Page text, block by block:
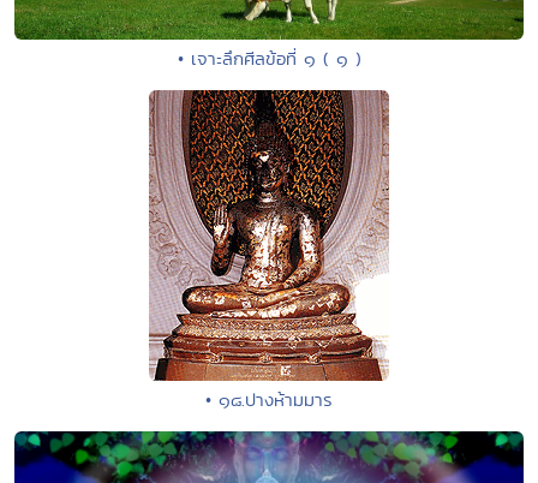
• เจาะลึกศีลข้อที่ ๑ ( ๑ )
• ๑๘.ปางห้ามมาร